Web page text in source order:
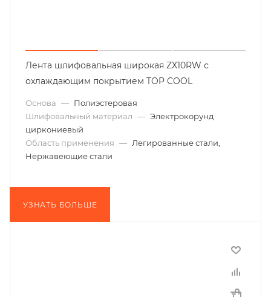
Лента шлифовальная широкая ZХ10RW с
охлаждающим покрытием TOP COOL
Основа — Полиэстеровая
Шлифовальный материал — Электрокорунд
циркониевый
Область применения — Легированные стали,
Нержавеющие стали
УЗНАТЬ БОЛЬШЕ